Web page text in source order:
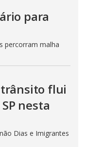
para
percorram malha
flui
nesta
Dias e Imigrantes